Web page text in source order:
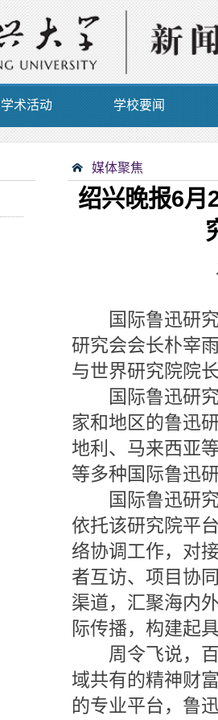
学术活动 学校要闻
媒体聚焦
绍兴晚报6月
国际鲁迅研究
研究会会长朴宰
与世界研究院院
国际鲁迅研究
家和地区的鲁迅
地利、马来西亚
等多种国际鲁迅
国际鲁迅研究
依托该研究院平
络协调工作，对
者互访、项目协
渠道，汇聚海内
际传播，构建起
周令飞说，百
域共有的精神财
的专业平台，鲁